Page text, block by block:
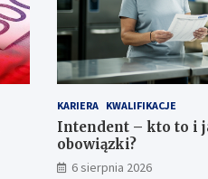
KARIERA KWALIFIKACJE
Intendent – kto to i
obowiązki?
6 sierpnia 2026